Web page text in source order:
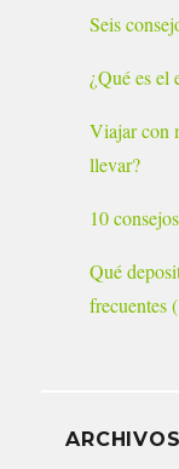
Seis
¿Qué es el
Viajar con
llevar?
10
Qué
frecuentes
ARCHIVOS